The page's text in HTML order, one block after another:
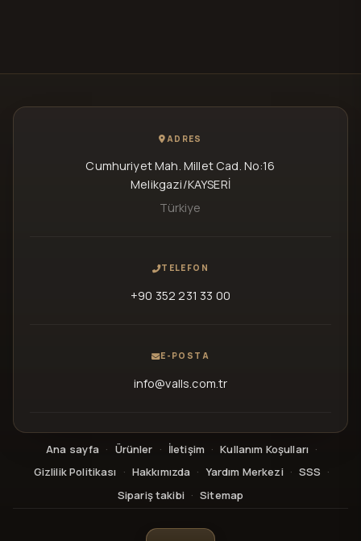
ADRES
Cumhuriyet Mah. Millet Cad. No:16
Melikgazi/KAYSERİ
Türkiye
TELEFON
+90 352 231 33 00
E-POSTA
info@valls.com.tr
Ana sayfa · Ürünler · İletişim · Kullanım Koşulları ·
Gizlilik Politikası
· Hakkımızda · Yardım Merkezi · SSS ·
Sipariş takibi · Sitemap